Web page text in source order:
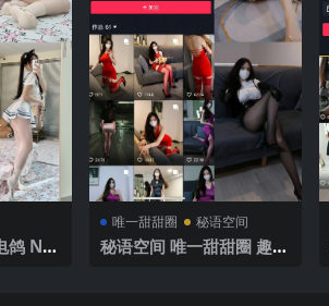
鸽 NO.
唯一甜甜圈 秘语空间
秘语空间 唯一甜甜圈 趣岛